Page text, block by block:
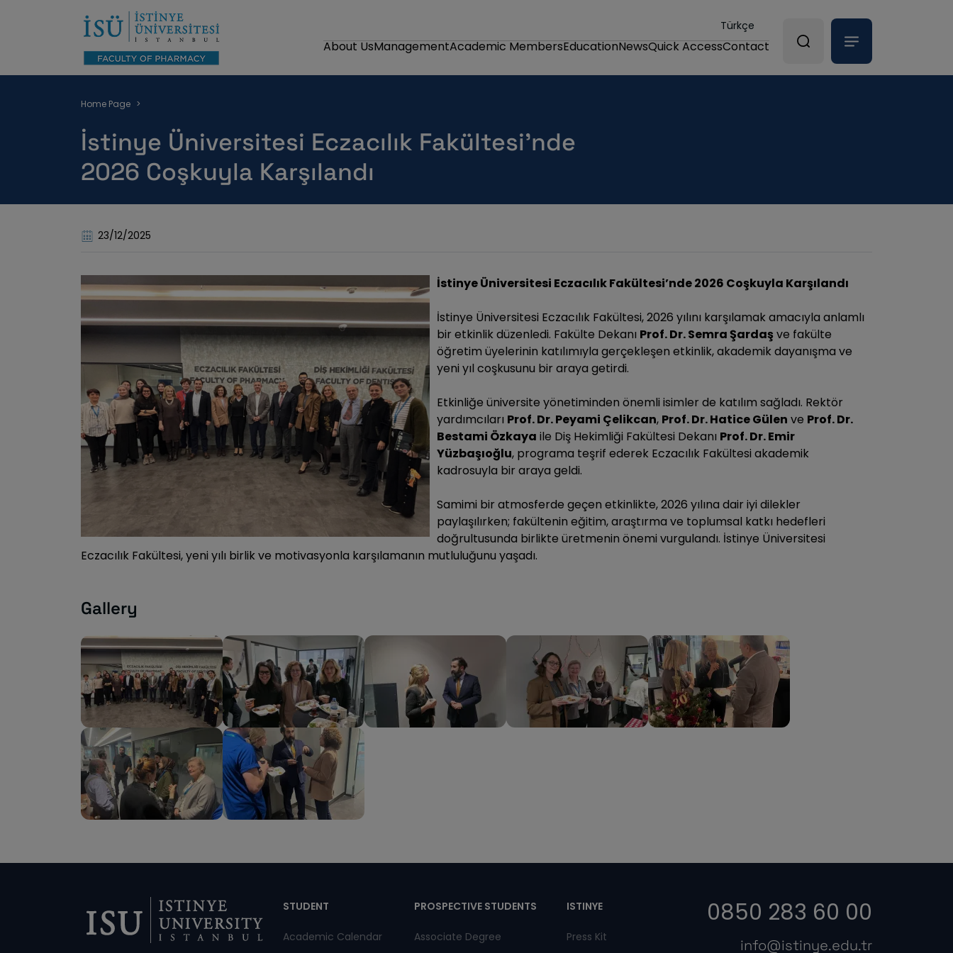
Türkçe
About UsManagementAcademic MembersEducationNewsQuick AccessContact
Breadcrumb
Home Page
İstinye Üniversitesi Eczacılık Fakültesi’nde
2026 Coşkuyla Karşılandı
23/12/2025
İstinye Üniversitesi Eczacılık Fakültesi’nde 2026 Coşkuyla Karşılandı
İstinye Üniversitesi Eczacılık Fakültesi, 2026 yılını karşılamak amacıyla anlamlı
bir etkinlik düzenledi. Fakülte Dekanı Prof. Dr. Semra Şardaşve fakülte
öğretim üyelerinin katılımıyla gerçekleşen etkinlik, akademik dayanışma ve
yeni yıl coşkusunu bir araya getirdi.
Etkinliğe üniversite yönetiminden önemli isimler de katılım sağladı. Rektör
yardımcıları Prof. Dr. Peyami Çelikcan, Prof. Dr. Hatice Gülen ve Prof. Dr.
Bestami Özkaya ile Diş Hekimliği Fakültesi Dekanı Prof. Dr. Emir
Yüzbaşıoğlu, programa teşrif ederek Eczacılık Fakültesi akademik
kadrosuyla bir araya geldi.
Samimi bir atmosferde geçen etkinlikte, 2026 yılına dair iyi dilekler
paylaşılırken; fakültenin eğitim, araştırma ve toplumsal katkı hedefleri
doğrultusunda birlikte üretmenin önemi vurgulandı. İstinye Üniversitesi
Eczacılık Fakültesi, yeni yılı birlik ve motivasyonla karşılamanın mutluluğunu yaşadı.
Gallery
Dipnot
STUDENT
Academic Calendar
PROSPECTIVE STUDENTS
Associate Degree
ISTINYE
Press Kit
0850 283 60 00
info@istinye.edu.tr